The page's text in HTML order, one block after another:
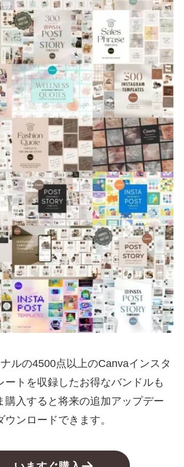
ルの4500点以上のCanvaインスタ
ートを収録したお得なバンドルも
購入すると将来の追加アップデー
ウンロードできます。